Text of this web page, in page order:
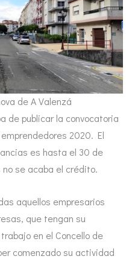
de A Valenzá
de publicar la convocatoria
2020. El
es hasta el 30 de
se acaba el crédito.
aquellos empresarios
que tengan su
en el Concello de
comenzado su actividad